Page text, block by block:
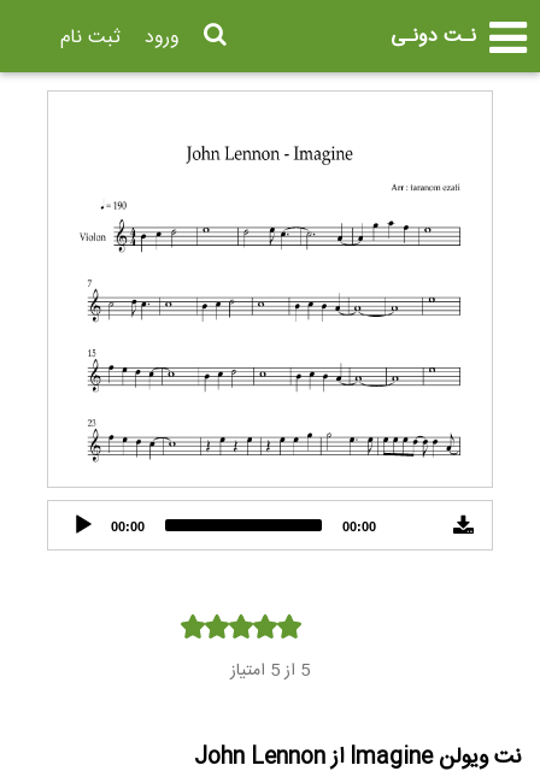
نـت دونـی ثبت نام ورود
Audio
Player
00:00 00:00
5 از 5 امتیاز
نت ویولن Imagine از John Lennon